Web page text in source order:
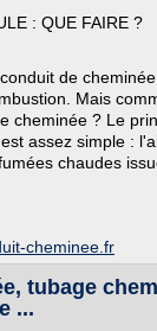
: QUE FAIRE ?
de
Mais
cheminée ? Le
assez simple :
chaudes
cheminee.fr
tubage
...